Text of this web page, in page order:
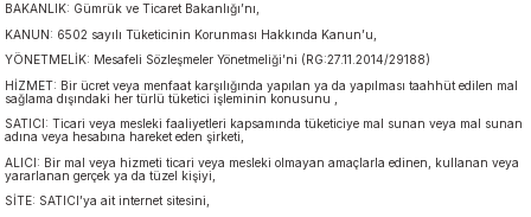
BAKANLIK: Gümrük ve Ticaret Bakanlığı’nı,
KANUN: 6502 sayılı Tüketicinin Korunması Hakkında Kanun’u,
YÖNETMELİK: Mesafeli Sözleşmeler Yönetmeliği’ni (RG:27.11.2014/29188)
HİZMET: Bir ücret veya menfaat karşılığında yapılan ya da yapılması taahhüt edilen mal
sağlama dışındaki her türlü tüketici işleminin konusunu ,
SATICI: Ticari veya mesleki faaliyetleri kapsamında tüketiciye mal sunan veya mal sunan
adına veya hesabına hareket eden şirketi,
ALICI: Bir mal veya hizmeti ticari veya mesleki olmayan amaçlarla edinen, kullanan veya
yararlanan gerçek ya da tüzel kişiyi,
SİTE: SATICI’ya ait internet sitesini,